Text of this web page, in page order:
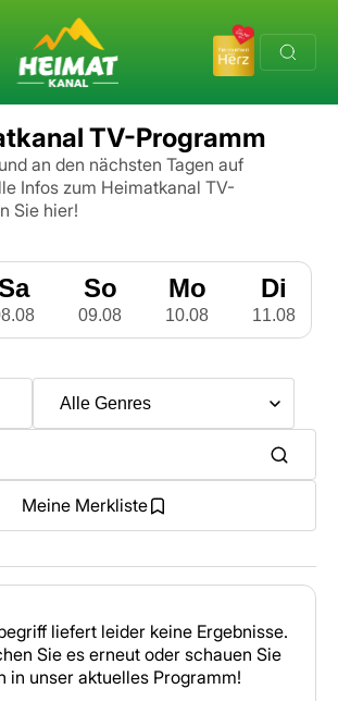
TV-Programm
an den nächsten Tagen auf
Infos zum Heimatkanal TV-
Sie hier!
So
09.08
Mo
10.08
Di
11.08
Meine Merkliste
liefert leider keine Ergebnisse.
Sie es erneut oder schauen Sie
in unser aktuelles Programm!